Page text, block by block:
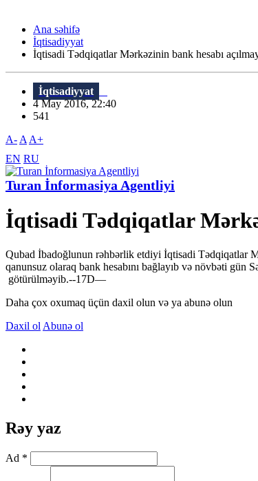
Ana səhifə
İqtisadiyyat
İqtisadi Tədqiqatlar Mərkəzinin bank hesabı
İqtisadiyyat
4 May 2016, 22:40
541
A- A A+
EN RU
Turan İnformasiya Agentliyi
İqtisadi Tədqiqatlar
Qubad İbadoğlunun rəhbərlik etdiyi İqtisadi Tədqiqatlar
qanunsuz olaraq bank hesabını bağlayıb və növbəti gün
götürülməyib.--17D—
Daha çox oxumaq üçün daxil olun və ya abunə olun
Daxil ol Abunə ol
Rəy yaz
Ad *